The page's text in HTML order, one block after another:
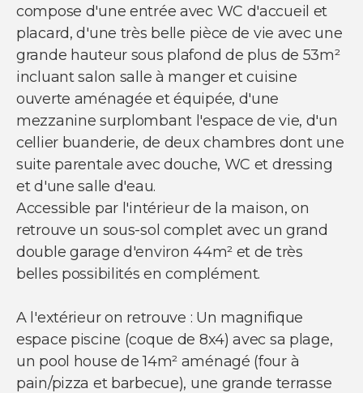
compose d'une entrée avec WC d'accueil et
placard, d'une très belle pièce de vie avec une
grande hauteur sous plafond de plus de 53m²
incluant salon salle à manger et cuisine
ouverte aménagée et équipée, d'une
mezzanine surplombant l'espace de vie, d'un
cellier buanderie, de deux chambres dont une
suite parentale avec douche, WC et dressing
et d'une salle d'eau.
Accessible par l'intérieur de la maison, on
retrouve un sous-sol complet avec un grand
double garage d'environ 44m² et de très
belles possibilités en complément.
A l'extérieur on retrouve : Un magnifique
espace piscine (coque de 8x4) avec sa plage,
un pool house de 14m² aménagé (four à
pain/pizza et barbecue), une grande terrasse
Nos actualités
Facebook
Instagram
Linkedin
Youtube
© Copyright 2021 Ci-immo - Tous droits
réservés